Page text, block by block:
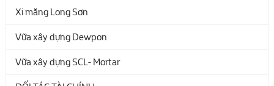
Xi măng Long Sơn
Vữa xây dựng Dewpon
Vữa xây dựng SCL- Mortar